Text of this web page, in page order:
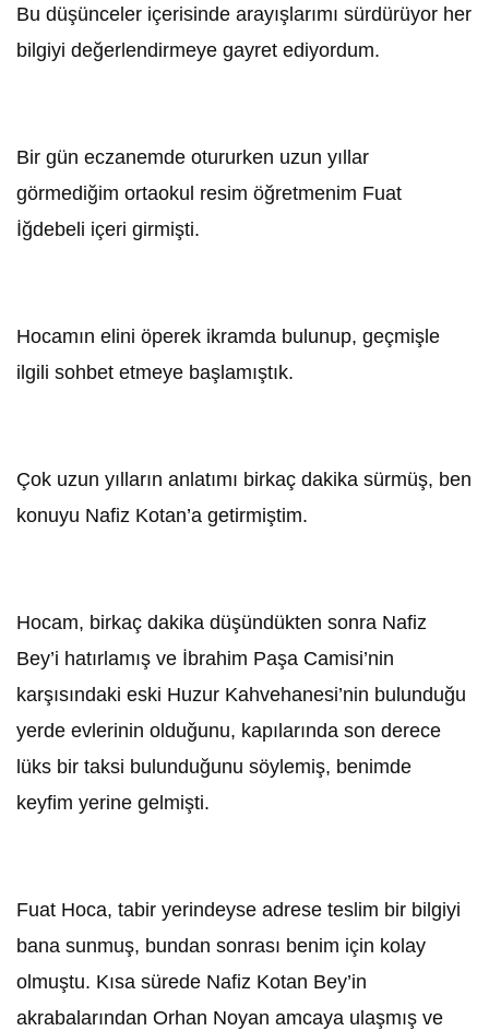
Bu düşünceler içerisinde arayışlarımı sürdürüyor her
bilgiyi değerlendirmeye gayret ediyordum.
Bir gün eczanemde otururken uzun yıllar
görmediğim ortaokul resim öğretmenim Fuat
İğdebeli içeri girmişti.
Hocamın elini öperek ikramda bulunup, geçmişle
ilgili sohbet etmeye başlamıştık.
Çok uzun yılların anlatımı birkaç dakika sürmüş, ben
konuyu Nafiz Kotan’a getirmiştim.
Hocam, birkaç dakika düşündükten sonra Nafiz
Bey’i hatırlamış ve İbrahim Paşa Camisi’nin
karşısındaki eski Huzur Kahvehanesi’nin bulunduğu
yerde evlerinin olduğunu, kapılarında son derece
lüks bir taksi bulunduğunu söylemiş, benimde
keyfim yerine gelmişti.
Fuat Hoca, tabir yerindeyse adrese teslim bir bilgiyi
bana sunmuş, bundan sonrası benim için kolay
olmuştu. Kısa sürede Nafiz Kotan Bey’in
akrabalarından Orhan Noyan amcaya ulaşmış ve